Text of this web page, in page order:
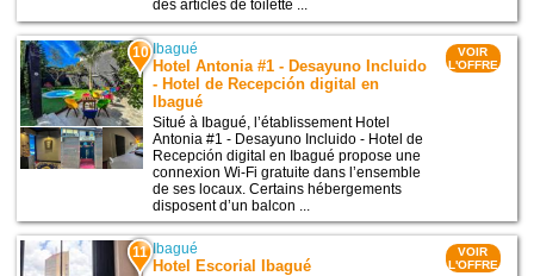
des articles de toilette ...
10 Ibagué
Hotel Antonia #1 - Desayuno Incluido
- Hotel de Recepción digital en
Ibagué
Situé à Ibagué, l’établissement Hotel
Antonia #1 - Desayuno Incluido - Hotel de
Recepción digital en Ibagué propose une
connexion Wi-Fi gratuite dans l’ensemble
de ses locaux. Certains hébergements
disposent d’un balcon ...
VOIR
L'OFFRE
11 Ibagué
Hotel Escorial Ibagué
VOIR
L'OFFRE